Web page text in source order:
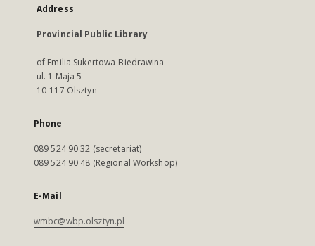
Address
Provincial Public Library
of Emilia Sukertowa-Biedrawina
ul. 1 Maja 5
10-117 Olsztyn
Phone
089 524 90 32 (secretariat)
089 524 90 48 (Regional Workshop)
E-Mail
wmbc@wbp.olsztyn.pl